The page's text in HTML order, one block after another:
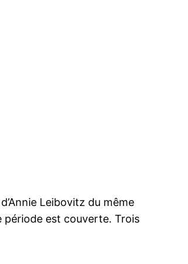
Leibovitz du même
période est couverte. Trois